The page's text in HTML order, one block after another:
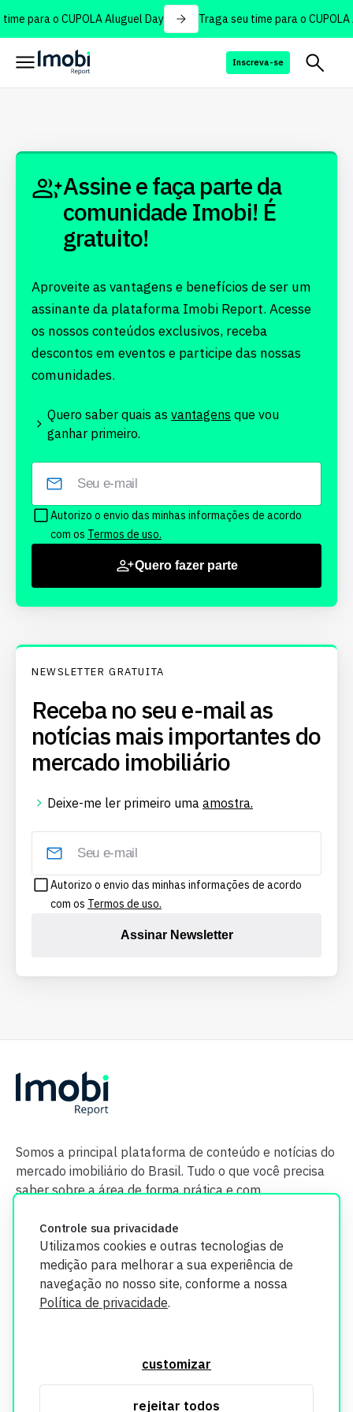
para o CUPOLA Aluguel Day Traga seu time para o CUPOLA
Inscreva-se
Controle sua privacidade
Utilizamos cookies e outras tecnologias de
medição para melhorar a sua experiência de
navegação no nosso site, conforme a nossa
Política de privacidade.
customizar
rejeitar todos
Assine e faça parte da
comunidade Imobi! É
gratuito!
Aproveite as vantagens e benefícios de ser um
assinante da plataforma Imobi Report. Acesse
os nossos conteúdos exclusivos, receba
descontos em eventos e participe das nossas
comunidades.
Quero saber quais as vantagens que vou
ganhar primeiro.
Autorizo o envio das minhas informações de acordo
com os Termos de uso.
Quero fazer parte
NEWSLETTER GRATUITA
Receba no seu e-mail as
notícias mais importantes do
mercado imobiliário
Deixe-me ler primeiro uma amostra.
Autorizo o envio das minhas informações de acordo
com os Termos de uso.
Assinar Newsletter
Somos a principal plataforma de conteúdo e notícias do
mercado imobiliário do Brasil. Tudo o que você precisa
saber sobre a área de forma prática e com
segurança. Todos os dados coletados em nosso site são
utilizados exclusivamente para fins de aprimoramento de
informações, consulte nossa Política de Privacidade.